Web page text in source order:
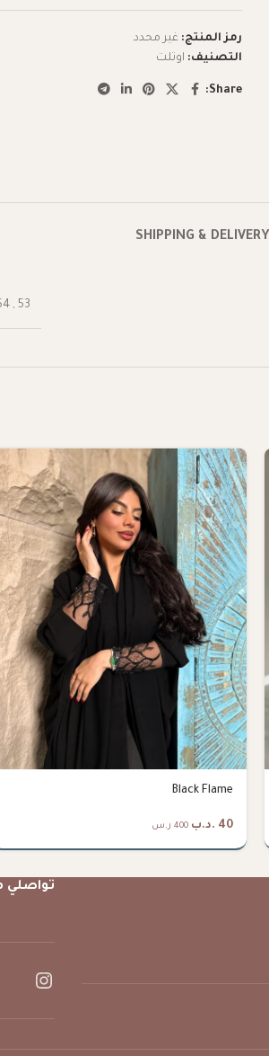
رمز المنتج: غير محدد
التصنيف: اوتلت
Share:
SHIPPING & DELIVERY
53
,
Black Flame
40 .د.ب 400 ر.س
تواصلي